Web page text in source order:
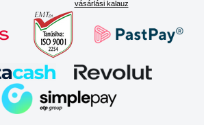
vásárlási kalauz